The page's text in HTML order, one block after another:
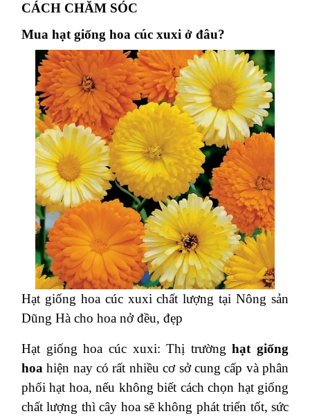
CÁCH CHĂM SÓC
Mua hạt giống hoa cúc xuxi ở đâu?
Hạt giống hoa cúc xuxi chất lượng tại Nông sản
Dũng Hà cho hoa nở đều, đẹp
Hạt giống hoa cúc xuxi: Thị trườnghạt giống
hoa hiện nay có rất nhiều cơ sở cung cấp và phân
phối hạt hoa, nếu không biết cách chọn hạt giống
chất lượng thì cây hoa sẽ không phát triển tốt, sức